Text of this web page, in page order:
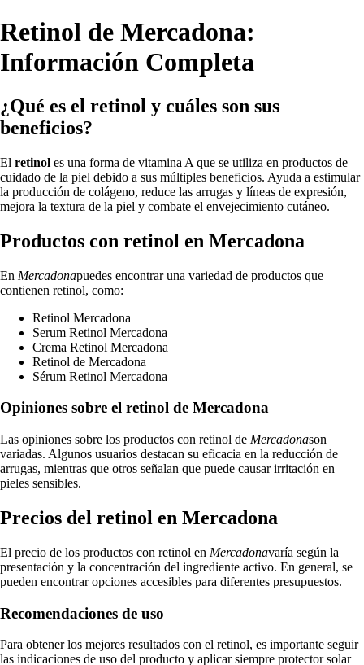
Retinol de Mercadona:
Información Completa
¿Qué es el retinol y cuáles son sus
beneficios?
El retinol es una forma de vitamina A que se utiliza en productos de
cuidado de la piel debido a sus múltiples beneficios. Ayuda a estimular
la producción de colágeno, reduce las arrugas y líneas de expresión,
mejora la textura de la piel y combate el envejecimiento cutáneo.
Productos con retinol en Mercadona
En Mercadonapuedes encontrar una variedad de productos que
contienen retinol, como:
Retinol Mercadona
Serum Retinol Mercadona
Crema Retinol Mercadona
Retinol de Mercadona
Sérum Retinol Mercadona
Opiniones sobre el retinol de Mercadona
Las opiniones sobre los productos con retinol de Mercadonason
variadas. Algunos usuarios destacan su eficacia en la reducción de
arrugas, mientras que otros señalan que puede causar irritación en
pieles sensibles.
Precios del retinol en Mercadona
El precio de los productos con retinol en Mercadonavaría según la
presentación y la concentración del ingrediente activo. En general, se
pueden encontrar opciones accesibles para diferentes presupuestos.
Recomendaciones de uso
Para obtener los mejores resultados con el retinol, es importante seguir
las indicaciones de uso del producto y aplicar siempre protector solar